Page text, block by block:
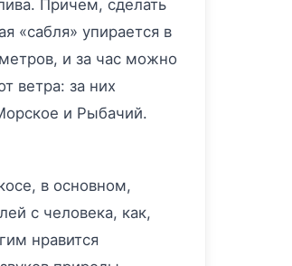
Причем, сделать
«сабля» упирается в
и за час можно
ветра: за них
и Рыбачий.
в основном,
с человека, как,
нравится